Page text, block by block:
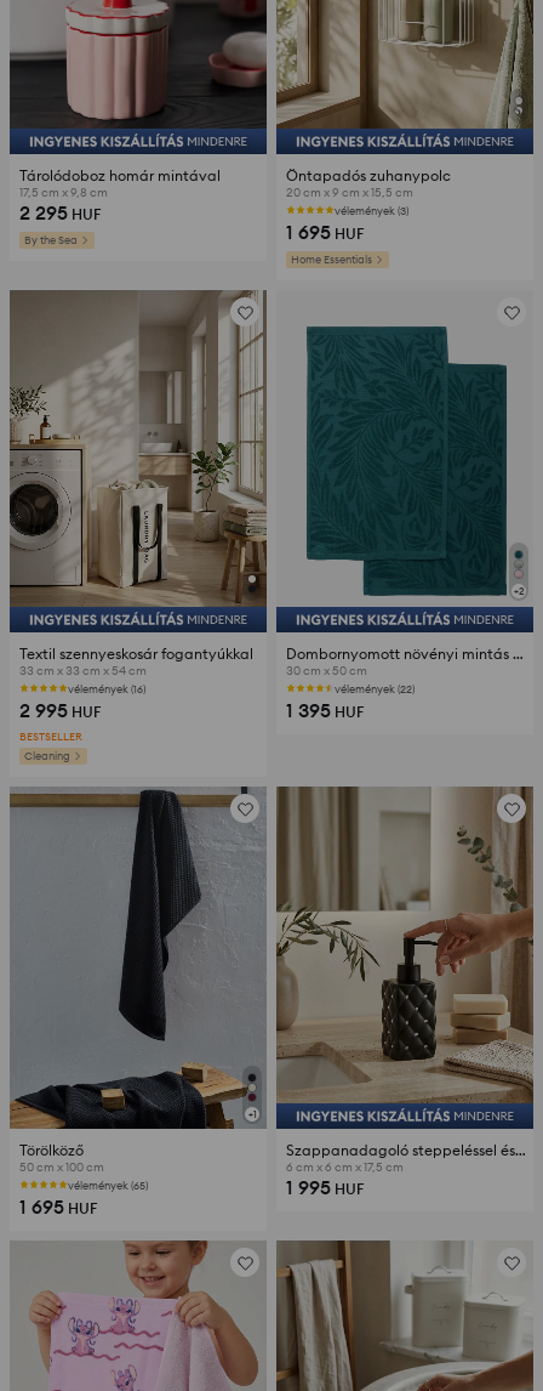
Tárolódoboz homár mintával
17,5 cm x 9,8 cm
2 295 HUF
By the Sea
Öntapadós zuhanypolc
20 cm x 9 cm x 15,5 cm
vélemények (3)
1 695 HUF
Home Essentials
Textil szennyeskosár fogantyúkkal
33 cm x 33 cm x 54 cm
vélemények (16)
2 995 HUF
BESTSELLER
Cleaning
+2
Dombornyomott növényi mintás pamut törölköző szett 2 darabos
30 cm x 50 cm
vélemények (22)
1 395 HUF
+1
Törölköző
50 cm x 100 cm
vélemények (65)
1 695 HUF
Szappanadagoló steppeléssel és cirkóniákkal
6 cm x 6 cm x 17,5 cm
1 995 HUF